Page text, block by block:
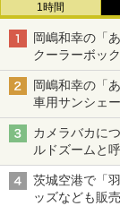
1時間
岡嶋和幸の「
クーラーボッ
岡嶋和幸の「
車用サンシェ
カメラバカに
ルドズームと
茨城空港で「
ッズなども販売